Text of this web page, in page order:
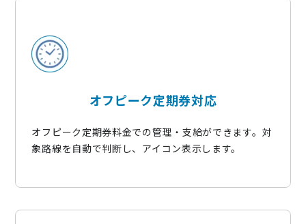
オフピーク定期券対応​
オフピーク定期券料金での管理・支給ができます。対
象路線を自動で判断し、アイコン表示します。